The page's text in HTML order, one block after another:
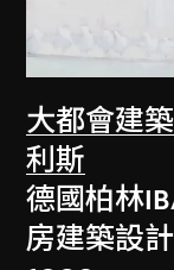
大都會建
利斯
德國柏林
房建築設